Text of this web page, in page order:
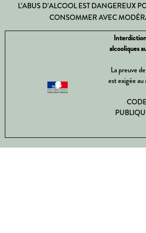
L’ABUS D’ALCOOL EST DANGEREUX
CONSOMMER AVEC
alcooliques
La preuve
est exigée